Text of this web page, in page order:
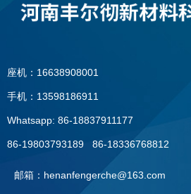
座机：16638908001
手机：13598186911
Whatsapp: 86-18837911177
86-19803793189 86-18336768812
邮箱：henanfengerche@163.com